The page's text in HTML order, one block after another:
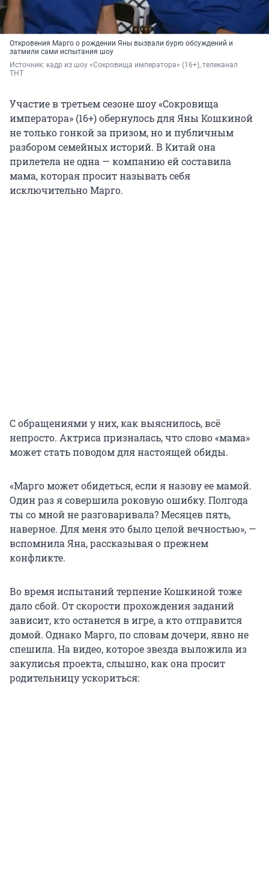
Откровения Марго о рождении Яны вызвали бурю обсуждений и
затмили сами испытания шоу
Источник: кадр из шоу «Сокровища императора» (16+), телеканал
ТНТ
Участие в третьем сезоне шоу «Сокровища
императора» (16+) обернулось для Яны Кошкиной
не только гонкой за призом, но и публичным
разбором семейных историй. В Китай она
прилетела не одна — компанию ей составила
мама, которая просит называть себя
исключительно Марго.
С обращениями у них, как выяснилось, всё
непросто. Актриса призналась, что слово «мама»
может стать поводом для настоящей обиды.
«Марго может обидеться, если я назову ее мамой.
Один раз я совершила роковую ошибку. Полгода
ты со мной не разговаривала? Месяцев пять,
наверное. Для меня это было целой вечностью», —
вспомнила Яна, рассказывая о прежнем
конфликте.
Во время испытаний терпение Кошкиной тоже
дало сбой. От скорости прохождения заданий
зависит, кто останется в игре, а кто отправится
домой. Однако Марго, по словам дочери, явно не
спешила. На видео, которое звезда выложила из
закулисья проекта, слышно, как она просит
родительницу ускориться: